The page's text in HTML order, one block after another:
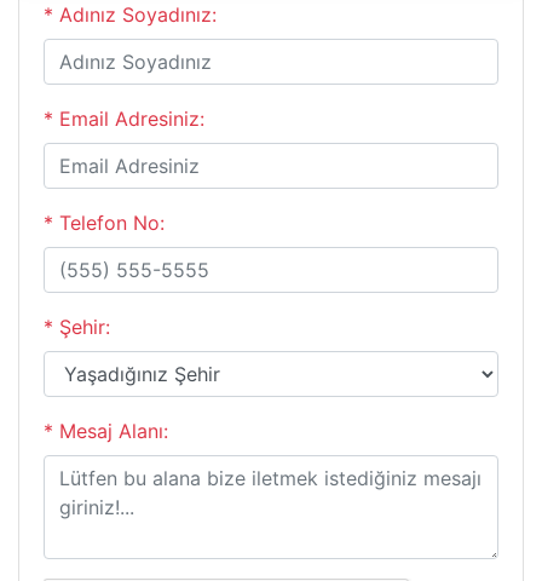
* Adınız Soyadınız:
* Email Adresiniz:
* Telefon No:
* Şehir:
* Mesaj Alanı: